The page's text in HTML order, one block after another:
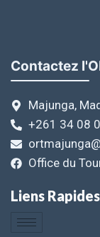
Contactez
Majunga,
+261 34 08
Office du
Liens Rapides